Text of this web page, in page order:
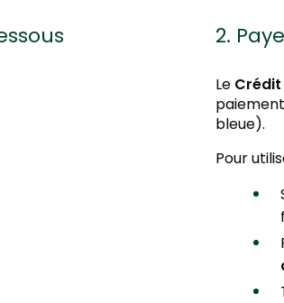
2.
Le
bleue).
Pour